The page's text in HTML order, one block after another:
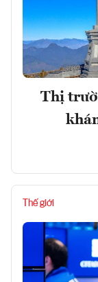
Thị
Thế giới